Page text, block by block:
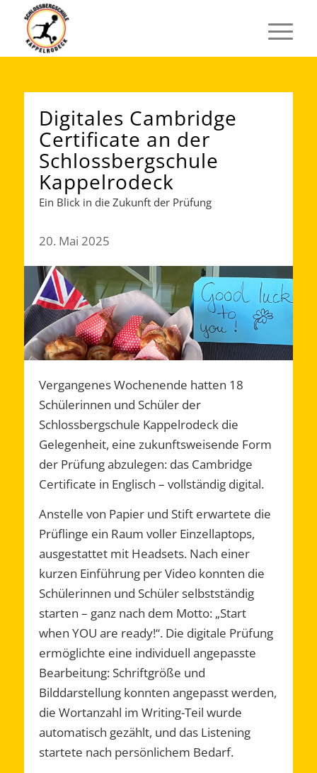
Digitales Cambridge
Certificate an der
Schlossbergschule
Kappelrodeck
Ein Blick in die Zukunft der Prüfung
20. Mai 2025
Vergangenes Wochenende hatten 18
Schülerinnen und Schüler der
Schlossbergschule Kappelrodeck die
Gelegenheit, eine zukunftsweisende Form
der Prüfung abzulegen: das Cambridge
Certificate in Englisch – vollständig digital.
Anstelle von Papier und Stift erwartete die
Prüflinge ein Raum voller Einzellaptops,
ausgestattet mit Headsets. Nach einer
kurzen Einführung per Video konnten die
Schülerinnen und Schüler selbstständig
starten – ganz nach dem Motto: „Start
when YOU are ready!“. Die digitale Prüfung
ermöglichte eine individuell angepasste
Bearbeitung: Schriftgröße und
Bilddarstellung konnten angepasst werden,
die Wortanzahl im Writing-Teil wurde
automatisch gezählt, und das Listening
startete nach persönlichem Bedarf.